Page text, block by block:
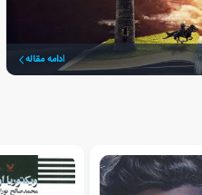
ادامه مقاله